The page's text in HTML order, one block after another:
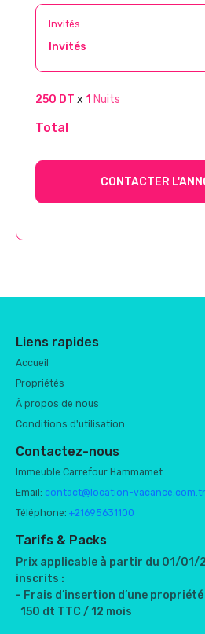
Invités
Invités
250 DT x 1 Nuits
Total
CONTACTER
Liens rapides
Accueil
Propriétés
À propos de nous
Conditions d'utilisation
Contactez-nous
Immeuble Carrefour Hammamet
Email: contact@location-
Téléphone: +21695631100
Tarifs & Packs
Prix applicable à partir du 01/01/
inscrits :
- Frais d’insertion d’une propriété
150 dt TTC / 12 mois